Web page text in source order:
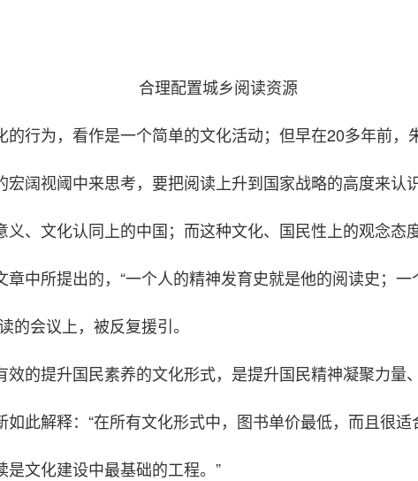
合理配置城乡阅读资源
行为，看作是一个简单的文化活动；但早在20多年前
阔视阈中来思考，要把阅读上升到国家战略的高度来认
、文化认同上的中国；而这种文化、国民性上的观念态
中所提出的，“一个人的精神发育史就是他的阅读史；
的会议上，被反复援引。
的提升国民素养的文化形式，是提升国民精神凝聚力量
此解释：“在所有文化形式中，图书单价最低，而且很适
文化建设中最基础的工程。”